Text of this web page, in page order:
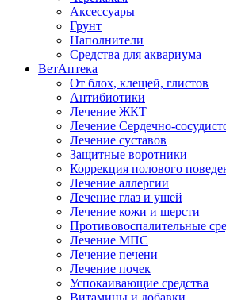
Аксессуары
Грунт
Наполнители
Средства для аквариума
ВетАптека
От блох, клещей, глистов
Антибиотики
Лечение ЖКТ
Лечение Сердечно-
Лечение суставов
Защитные воротники
Коррекция полового
Лечение аллергии
Лечение глаз и ушей
Лечение кожи и шерсти
Противовоспалительные
Лечение МПС
Лечение печени
Лечение почек
Успокаивающие средства
Витамины и добавки